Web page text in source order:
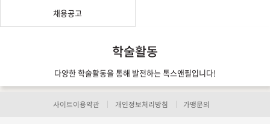
채용공고
학술활동
다양한 학술활동을 통해 발전하는 톡스앤필입니다!
사이트이용약관 개인정보처리방침 가맹문의